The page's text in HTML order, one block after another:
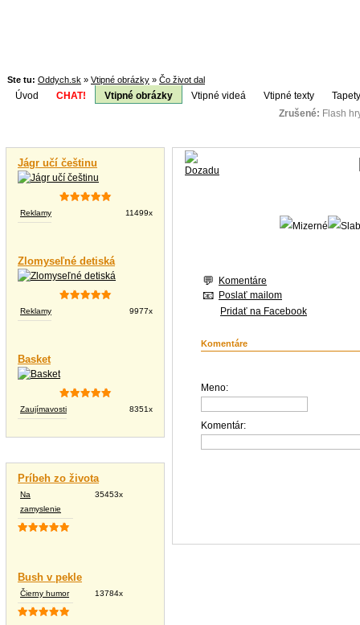
Ste tu: Oddych.sk » Vtipné obrázky » Čo život dal
Úvod CHAT! Vtipné obrázky Vtipné videá Vtipné texty
Zrušené: Flash
Jágr učí češtinu
Reklamy 11499x
Zlomyseľné detiská
Reklamy 9977x
Basket
Zaujímavosti 8351x
Príbeh zo života
Na
zamyslenie
35453x
Bush v pekle
Čierny humor 13784x
Komentáre
Poslať mailom
Pridať na Facebook
Komentáre
Meno:
Komentár: